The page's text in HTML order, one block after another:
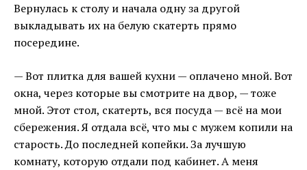
Вернулась к столу и начала одну за другой
выкладывать их на белую скатерть прямо
посередине.
— Вот плитка для вашей кухни — оплачено мной. Вот
окна, через которые вы смотрите на двор, — тоже
мной. Этот стол, скатерть, вся посуда — всё на мои
сбережения. Я отдала всё, что мы с мужем копили на
старость. До последней копейки. За лучшую
комнату, которую отдали под кабинет. А меня